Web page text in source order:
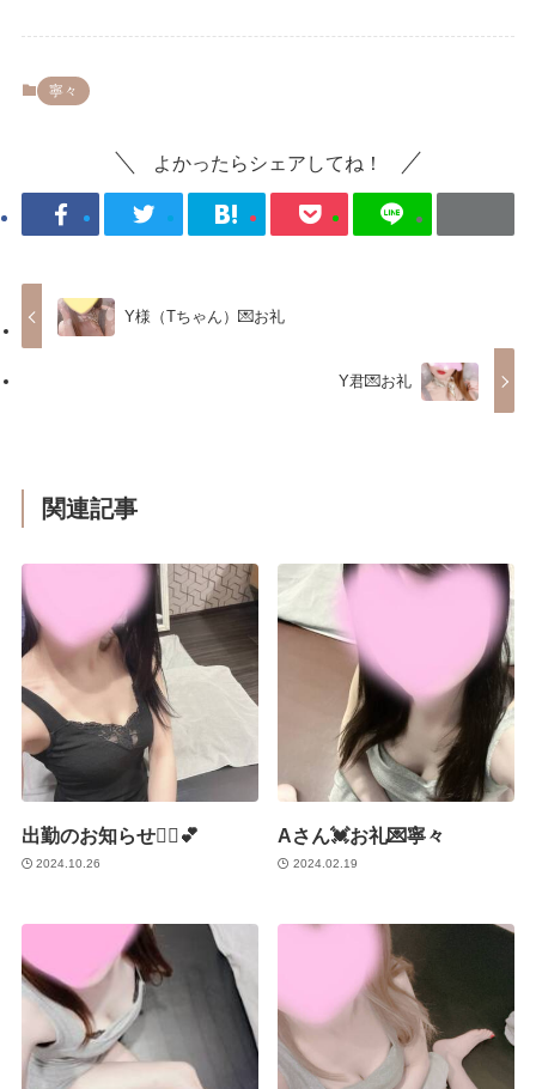
寧々
よかったらシェアしてね！
Y様（Tちゃん）💌お礼
Y君💌お礼
関連記事
出勤のお知らせ💁‍♀️💕
2024.10.26
Aさん💓お礼💌寧々
2024.02.19